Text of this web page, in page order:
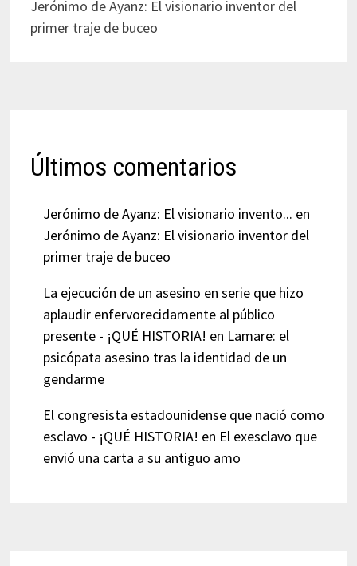
Jerónimo de Ayanz: El visionario inventor del
primer traje de buceo
Últimos comentarios
Jerónimo de Ayanz: El visionario invento... en
Jerónimo de Ayanz: El visionario inventor del
primer traje de buceo
La ejecución de un asesino en serie que hizo
aplaudir enfervorecidamente al público
presente - ¡QUÉ HISTORIA! en Lamare: el
psicópata asesino tras la identidad de un
gendarme
El congresista estadounidense que nació como
esclavo - ¡QUÉ HISTORIA! en El exesclavo que
envió una carta a su antiguo amo